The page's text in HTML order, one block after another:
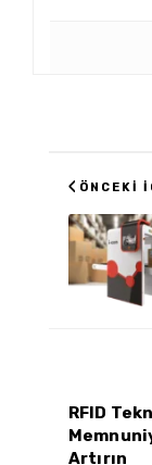
‹ ÖNCEKI
RFID
Artırın